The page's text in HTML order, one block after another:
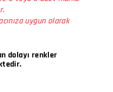
uygun olarak
dolayı renkler